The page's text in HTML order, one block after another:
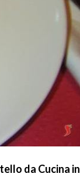
da Cucina in